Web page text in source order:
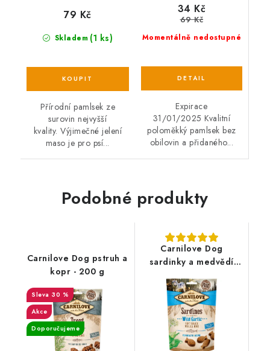
Skladem (1 ks)
79 Kč
Přírodní pamlsek ze
surovin nejvyšší
kvality. Výjimečné jelení
maso je pro psí...
Momentálně nedostupné
34 Kč
69 Kč
Expirace
31/01/2025 Kvalitní
poloměkký pamlsek bez
obilovin a přidaného...
Podobné produkty
Carnilove Dog pstruh a
kopr - 200 g
30 %
Akce
Doporučujeme
Carnilove Dog
sardinky a medvědí
česnek - 200 g